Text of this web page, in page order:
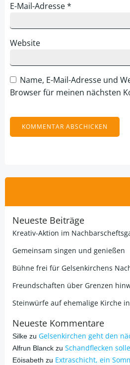
E-Mail-Adresse*
Website
Name, E-Mail-Adresse und
Browser für meinen nächsten
Neueste Beiträge
Kreativ-Aktion im
Gemeinsam singen und genießen
Bühne frei für Gelsenkirchens
Freundschaften über Grenzen
Steinwürfe auf ehemalige Kirche
Neueste Kommentare
Silke zu Gelsenkirchen geht den
Alfrun Blanck zu Schandflecken
Eöisabeth zu Extraschicht, ein